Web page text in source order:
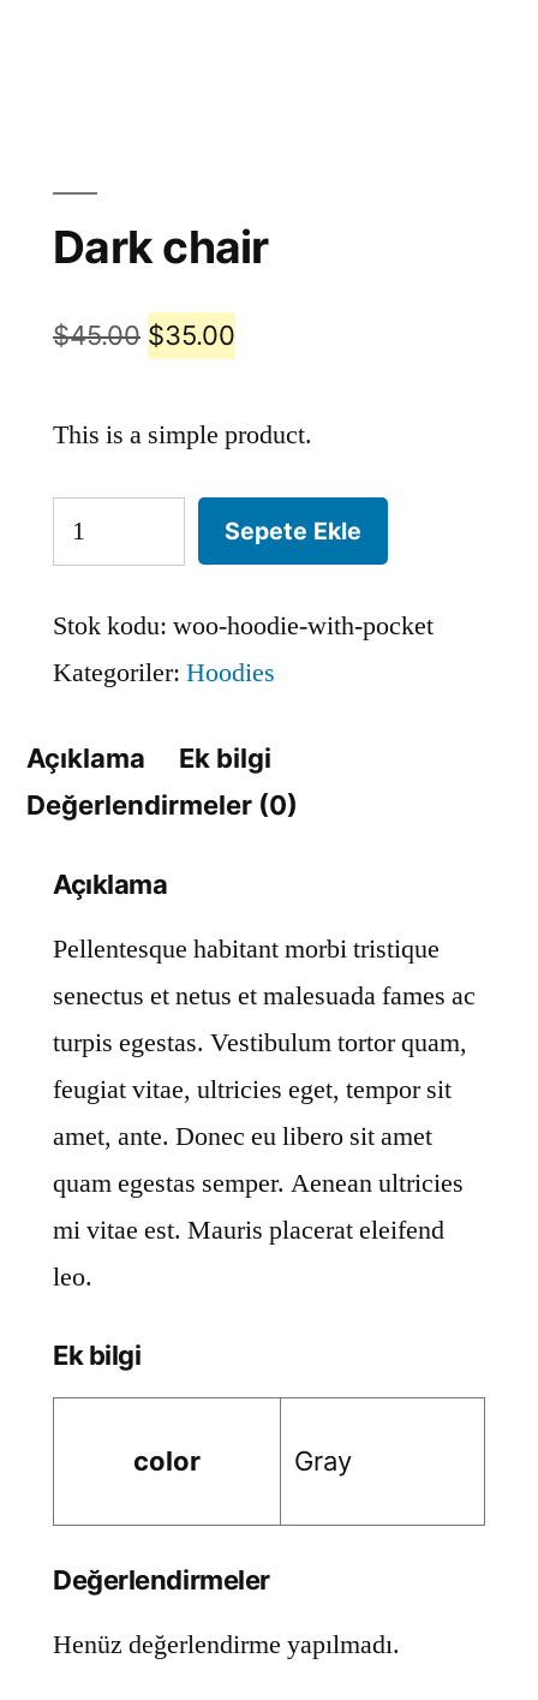
Dark chair
$45.00 $35.00
This is a simple product.
Sepete Ekle
Stok kodu: woo-hoodie-with-pocket
Kategoriler: Hoodies
Açıklama
Ek bilgi
Değerlendirmeler (0)
Açıklama
Pellentesque habitant morbi tristique
senectus et netus et malesuada fames ac
turpis egestas. Vestibulum tortor quam,
feugiat vitae, ultricies eget, tempor sit
amet, ante. Donec eu libero sit amet
quam egestas semper. Aenean ultricies
mi vitae est. Mauris placerat eleifend
leo.
Ek bilgi
color Gray
Değerlendirmeler
Henüz değerlendirme yapılmadı.